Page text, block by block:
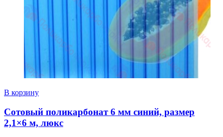
В корзину
Сотовый поликарбонат 6 мм синий, размер
2,1×6 м, люкс